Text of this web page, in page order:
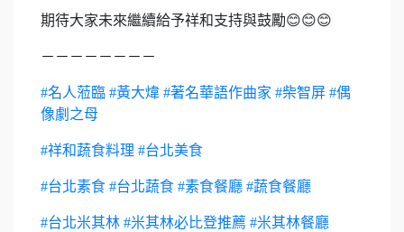
期待大家未來繼續給予祥和支持與鼓勵😊😊😊
－－－－－－－－
#名人蒞臨 #黃大煒 #著名華語作曲家 #柴智屏 #偶
像劇之母
#祥和蔬食料理 #台北美食
#台北素食 #台北蔬食 #素食餐廳 #蔬食餐廳
#台北米其林 #米其林必比登推薦 #米其林餐廳